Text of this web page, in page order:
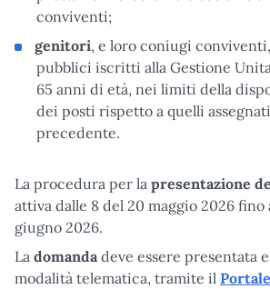
conviventi;
genitori, e loro coniugi
pubblici iscritti alla Gestione
65 anni di età, nei limiti della
dei posti rispetto a quelli
precedente.
La procedura per la presentazione
attiva dalle 8 del 20 maggio 2026 fino
giugno 2026.
La domanda deve essere presentata
modalità telematica, tramite il